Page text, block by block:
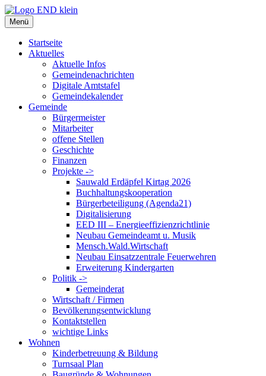
Zum
Inhalt
springen
Menü
Startseite
Aktuelles
Aktuelle Infos
Gemeindenachrichten
Digitale Amtstafel
Gemeindekalender
Gemeinde
Bürgermeister
Mitarbeiter
offene Stellen
Geschichte
Finanzen
Projekte ->
Sauwald Erdäpfel Kirtag 2026
Buchhaltungskooperation
Bürgerbeteiligung (Agenda21)
Digitalisierung
EED III – Energieeffizienzrichtlinie
Neubau Gemeindeamt u. Musik
Mensch.Wald.Wirtschaft
Neubau Einsatzzentrale Feuerwehren
Erweiterung Kindergarten
Politik ->
Gemeinderat
Wirtschaft / Firmen
Bevölkerungsentwicklung
Kontaktstellen
wichtige Links
Wohnen
Kinderbetreuung & Bildung
Turnsaal Plan